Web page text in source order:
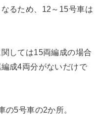
るため、12～15号車は
しては15両編成の場合
成4両分がないだけで
の5号車の2か所。